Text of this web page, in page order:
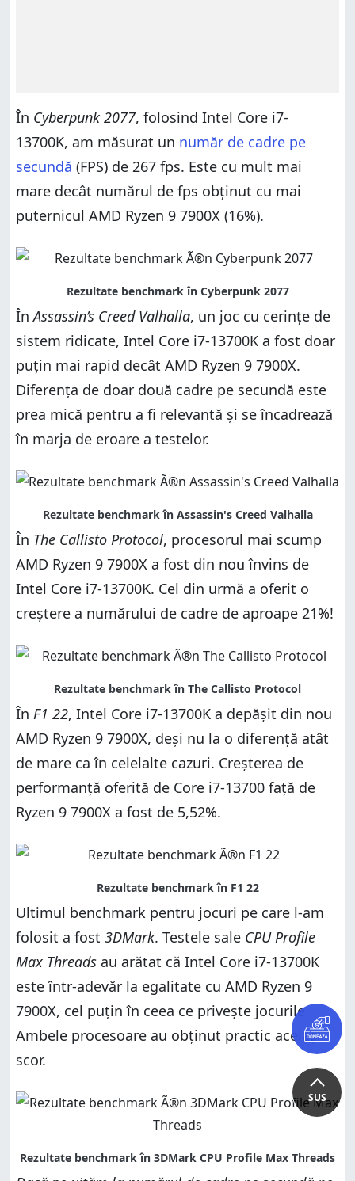
SUS
În Cyberpunk 2077, folosind Intel Core i7-
13700K, am măsurat un număr de cadre pe
secundă (FPS) de 267 fps. Este cu mult mai
mare decât numărul de fps obținut cu mai
puternicul AMD Ryzen 9 7900X (16%).
ÎnAssassin’s Creed Valhalla, un joc cu cerințe de
sistem ridicate, Intel Core i7-13700K a fost doar
puțin mai rapid decât AMD Ryzen 9 7900X.
Diferența de doar două cadre pe secundă este
prea mică pentru a fi relevantă și se încadrează
în marja de eroare a testelor.
În The Callisto Protocol, procesorul mai scump
AMD Ryzen 9 7900X a fost din nou învins de
Intel Core i7-13700K. Cel din urmă a oferit o
creștere a numărului de cadre de aproape 21%!
În F1 22, Intel Core i7-13700K a depășit din nou
AMD Ryzen 9 7900X, deși nu la o diferență atât
de mare ca în celelalte cazuri. Creșterea de
performanță oferită de Core i7-13700 față de
Ryzen 9 7900X a fost de 5,52%.
Ultimul benchmark pentru jocuri pe care l-am
folosit a fost 3DMark. Testele sale CPU Profile
Max Threads au arătat că Intel Core i7-13700K
este într-adevăr la egalitate cu AMD Ryzen 9
7900X, cel puțin în ceea ce privește jocurile.
Ambele procesoare au obținut practic același
scor.